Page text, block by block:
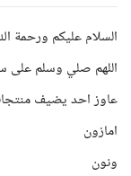
السلام عليكم ورحمة
اللهم صلي وسلم على
عاوز احد يضيف
امازون
ونون